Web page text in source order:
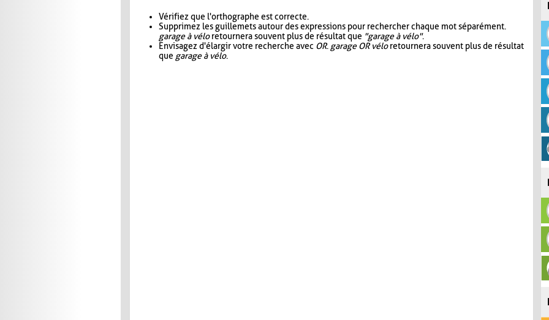
Vérifiez que l'orthographe est correcte.
Supprimez les guillemets autour des expressions pour rechercher chaque mot séparément.
garage à véloretournera souvent plus de résultat que "garage à vélo".
Envisagez d'élargir votre recherche avec OR. garage OR véloretournera souvent plus de résultat
que garage à vélo.